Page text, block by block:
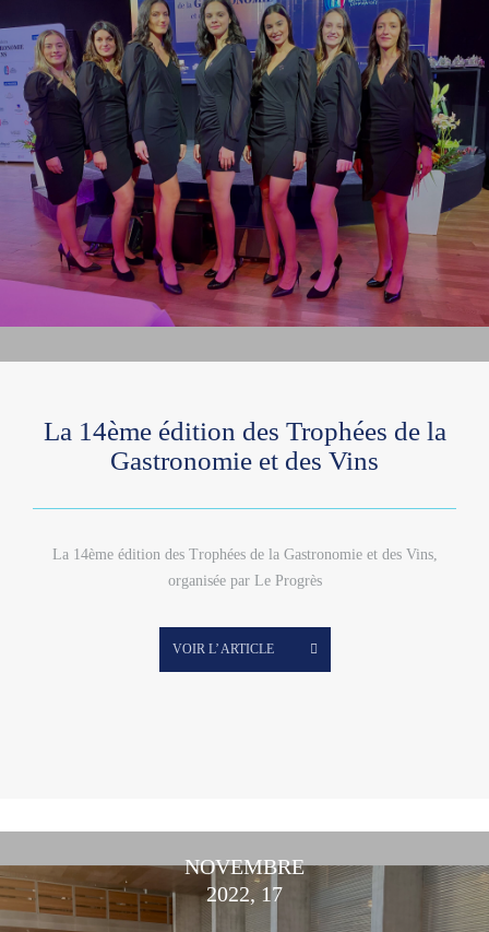
La 14ème édition des Trophées de la
Gastronomie et des Vins
La 14ème édition des Trophées de la Gastronomie et des Vins,
organisée par Le Progrès
VOIR L’ ARTICLE
NOVEMBRE
2022, 17